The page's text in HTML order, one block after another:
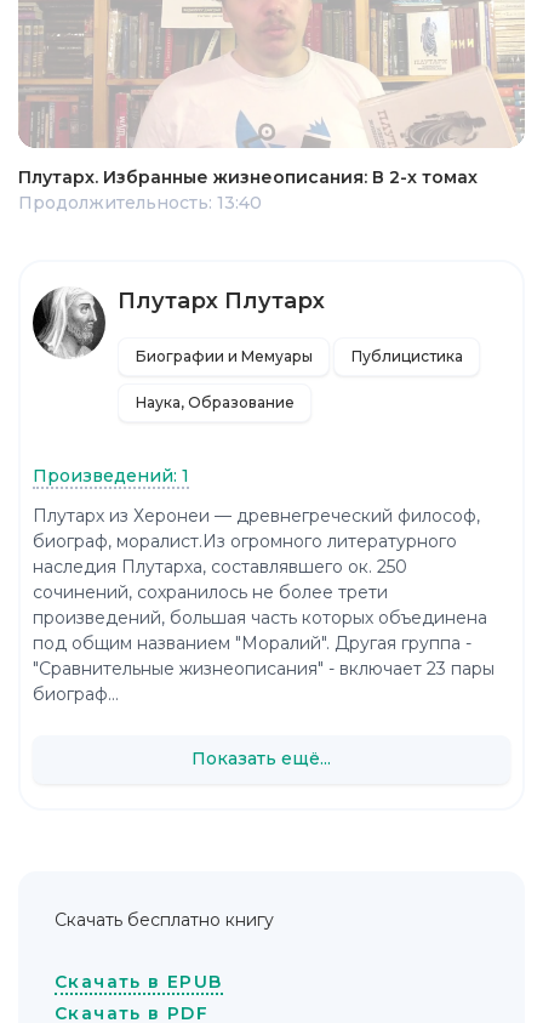
Плутарх. Избранные жизнеописания: В 2-х томах
Продолжительность: 13:40
Плутарх Плутарх
Биографии и Мемуары Публицистика
Наука, Образование
Произведений: 1
Плутарх из Херонеи — древнегреческий философ,
биограф, моралист.Из огромного литературного
наследия Плутарха, составлявшего ок. 250
сочинений, сохранилось не более трети
произведений, большая часть которых объединена
под общим названием "Моралий". Другая группа -
"Сравнительные жизнеописания" - включает 23 пары
биограф...
Показать ещё...
Скачать бесплатно книгу
Скачать в EPUB
Скачать в PDF